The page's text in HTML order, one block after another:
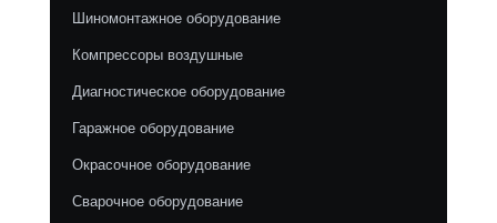
Шиномонтажное оборудование
Компрессоры воздушные
Диагностическое оборудование
Гаражное оборудование
Окрасочное оборудование
Сварочное оборудование